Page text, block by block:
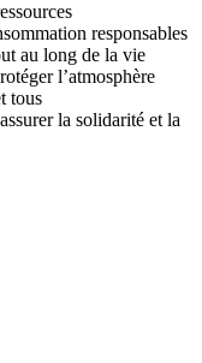
responsables
au long de la vie
l’atmosphère
tous
la solidarité et la